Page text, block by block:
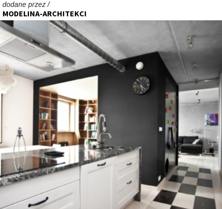
dodane przez /
MODELINA-ARCHITEKCI